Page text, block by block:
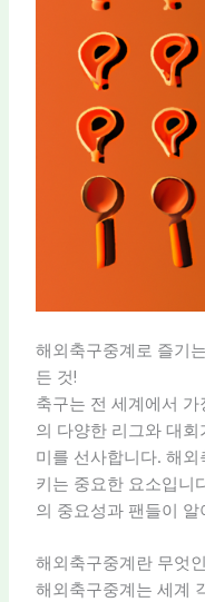
해외축구중계로 즐기
든 것!
축구는 전 세계에서
의 다양한 리그와 대
미를 선사합니다. 해
키는 중요한 요소입니
의 중요성과 팬들이
해외축구중계란 무엇
해외축구중계는 세계